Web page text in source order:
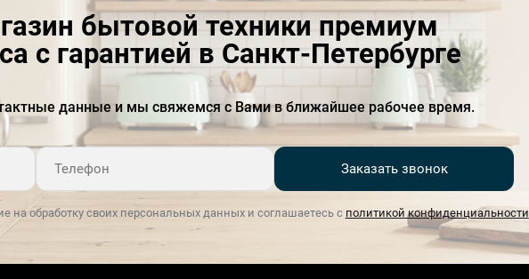
бытовой техники премиум
с гарантией в Санкт-Петербурге
данные и мы свяжемся с Вами в ближайшее рабочее время.
Заказать звонок
на обработку своих персональных данных и соглашаетесь с политикой конфиденциальности